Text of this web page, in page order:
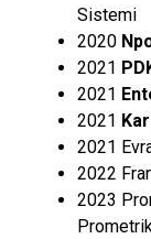
Sistemi
2020
2021
2021
2021
2021
2022
2023